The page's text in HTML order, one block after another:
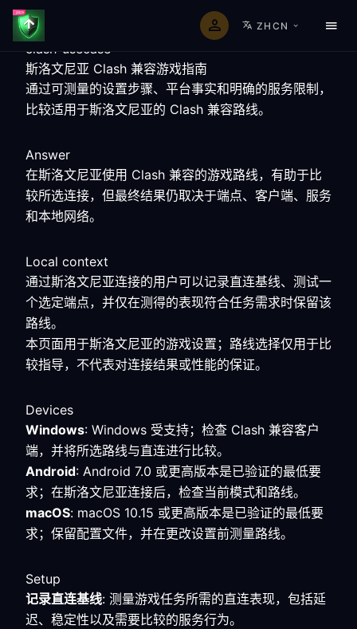
ZHCN
clash-usecase
斯洛文尼亚 Clash 兼容游戏指南
通过可测量的设置步骤、平台事实和明确的服务限制，
比较适用于斯洛文尼亚的 Clash 兼容路线。
Answer
在斯洛文尼亚使用 Clash 兼容的游戏路线，有助于比
较所选连接，但最终结果仍取决于端点、客户端、服务
和本地网络。
Local context
通过斯洛文尼亚连接的用户可以记录直连基线、测试一
个选定端点，并仅在测得的表现符合任务需求时保留该
路线。
本页面用于斯洛文尼亚的游戏设置；路线选择仅用于比
较指导，不代表对连接结果或性能的保证。
Devices
Windows: Windows 受支持；检查 Clash 兼容客户
端，并将所选路线与直连进行比较。
Android: Android 7.0 或更高版本是已验证的最低要
求；在斯洛文尼亚连接后，检查当前模式和路线。
macOS: macOS 10.15 或更高版本是已验证的最低要
求；保留配置文件，并在更改设置前测量路线。
Setup
记录直连基线: 测量游戏任务所需的直连表现，包括延
迟、稳定性以及需要比较的服务行为。